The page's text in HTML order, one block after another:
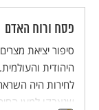
פסח ורוח האדם
סיפור יציאת
היהודית
לחירות היה
שנאבקו למען